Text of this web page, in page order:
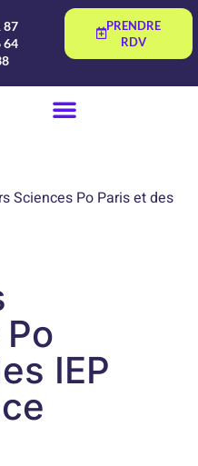
87
64
PRENDRE
RDV
Sciences Po Paris et des
IEP